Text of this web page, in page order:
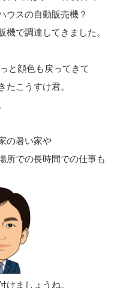
ウスの自動販売機？
で調達してきました。
と顔色も戻ってきて
こうすけ君。
の暑い家や
所での長時間での仕事も
ましょうね。